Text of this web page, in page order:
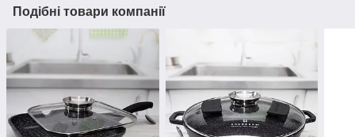
Подібні товари компанії